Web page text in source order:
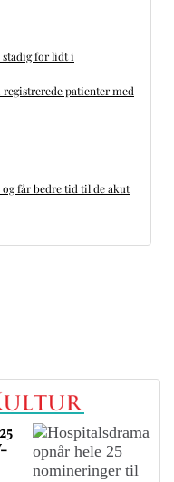
stadig for lidt i
patienter med
får bedre tid til de akut